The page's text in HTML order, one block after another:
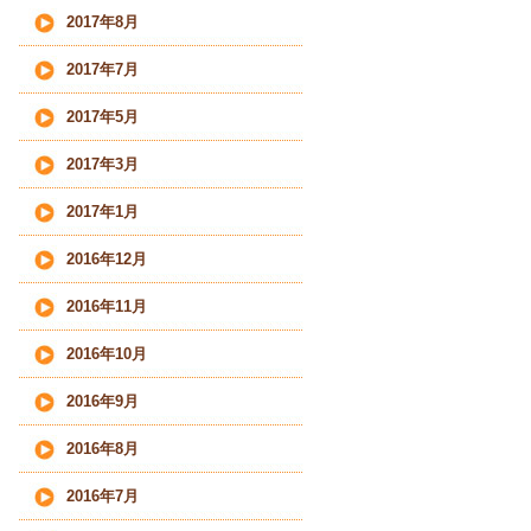
2017年8月
2017年7月
2017年5月
2017年3月
2017年1月
2016年12月
2016年11月
2016年10月
2016年9月
2016年8月
2016年7月